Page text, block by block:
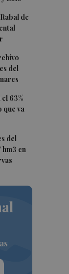
de
del
63%
que va
del
en